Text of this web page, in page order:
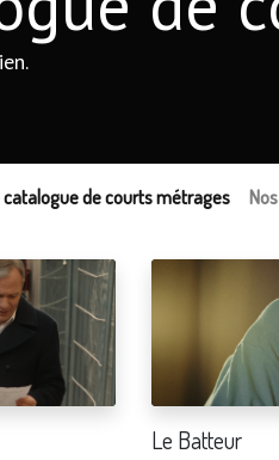
catalogue de courts métrages
Le Batteur